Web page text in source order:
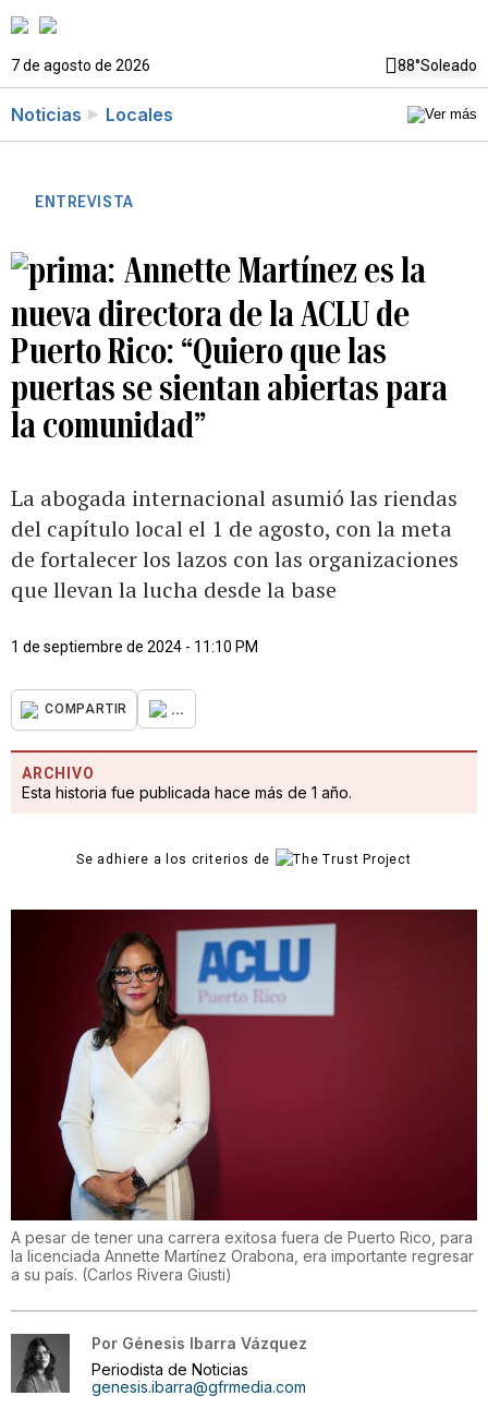
7 de agosto de 2026 88°Soleado
Noticias Locales
ENTREVISTA
Annette Martínez es la
nueva directora de la ACLU de
Puerto Rico: “Quiero que las
puertas se sientan abiertas para
la comunidad”
La abogada internacional asumió las riendas
del capítulo local el 1 de agosto, con la meta
de fortalecer los lazos con las organizaciones
que llevan la lucha desde la base
1 de septiembre de 2024 - 11:10 PM
COMPARTIR ...
ARCHIVO
Esta historia fue publicada hace más de 1 año.
Se adhiere a los criterios de
A pesar de tener una carrera exitosa fuera de Puerto Rico, para
la licenciada Annette Martínez Orabona, era importante regresar
a su país. (Carlos Rivera Giusti)
Por Génesis Ibarra Vázquez
Periodista de Noticias
genesis.ibarra@gfrmedia.com